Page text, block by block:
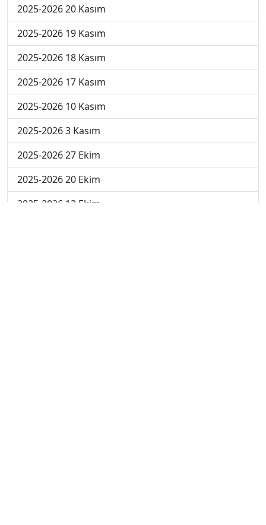
2025-2026 20 Kasım
2025-2026 19 Kasım
2025-2026 18 Kasım
2025-2026 17 Kasım
2025-2026 10 Kasım
2025-2026 3 Kasım
2025-2026 27 Ekim
2025-2026 20 Ekim
2025-2026 13 Ekim